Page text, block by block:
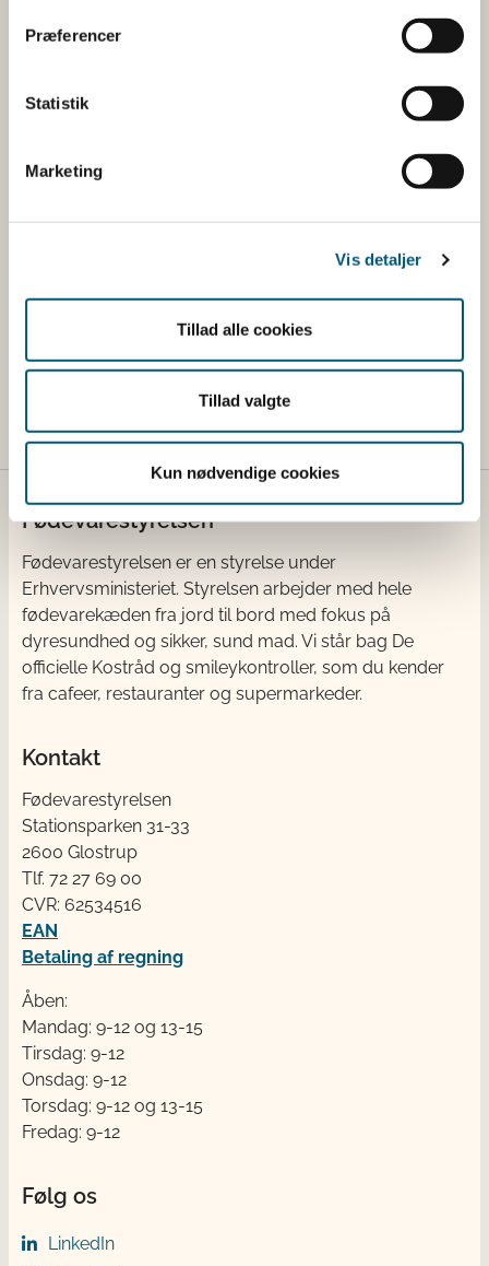
Præferencer
Statistik
Marketing
Vis detaljer
Tillad alle cookies
Tillad valgte
Kun nødvendige cookies
Den fødevareafdeling, der fører tilsyn med
Se fødevareafdelingernes adresser
Mængdeangivelser:
mcg eller μg eller ug = mikrogram;
cfu = colony forming units.
godkendte og derfor ikke nødvendigvis lovlige.
Kosttilskud godkendes ikke af Fødevarestyrelsen.
Fødevarestyrelsen
Fødevarestyrelsen er en styrelse under
Erhvervsministeriet. Styrelsen arbejder med hele
fødevarekæden fra jord til bord med fokus på
dyresundhed og sikker, sund mad. Vi står bag De
officielle Kostråd og smileykontroller, som du kender
fra cafeer, restauranter og supermarkeder.
Kontakt
Fødevarestyrelsen
Stationsparken 31-33
2600 Glostrup
Tlf. 72 2​​​7 69 00
CVR: 62534516
EAN
Betaling af regning
Åben:
Mandag: 9-12 og 13-15
Tirsdag: 9-12
Onsdag: 9-12
Torsdag: 9-12 og 13-15
Fredag: 9-12
Følg os
LinkedIn